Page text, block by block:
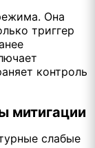
Она
триггер
контроль
митигации
слабые